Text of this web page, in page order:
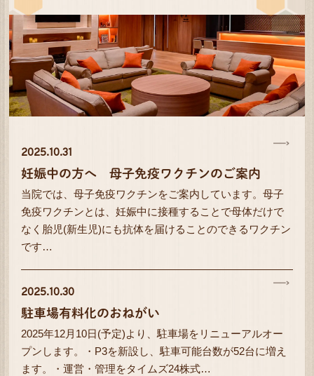
2025.10.31
妊娠中の方へ 母子免疫ワクチンのご案内
当院では、母子免疫ワクチンをご案内しています。母子
免疫ワクチンとは、妊娠中に接種することで母体だけで
なく胎児(新生児)にも抗体を届けることのできるワクチン
です…
2025.10.30
駐車場有料化のおねがい
2025年12月10日(予定)より、駐車場をリニューアルオー
プンします。・P3を新設し、駐車可能台数が52台に増え
ます。・運営・管理をタイムズ24株式…